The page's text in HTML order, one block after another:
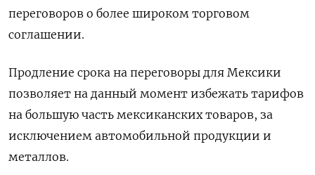
переговоров о более широком торговом
соглашении.
Продление срока на переговоры для Мексики
позволяет на данный момент избежать тарифов
на большую часть мексиканских товаров, за
исключением автомобильной продукции и
металлов.